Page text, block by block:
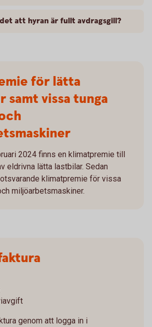
att hyran är fullt avdragsgill?
för lätta
samt vissa tunga
2024 finns en klimatpremie till
eldrivna lätta lastbilar. Sedan
klimatpremie för vissa
miljöarbetsmaskiner.
genom att logga in i